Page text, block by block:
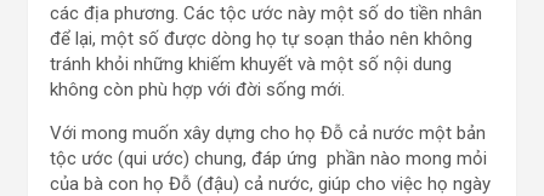
các địa phương. Các tộc ước này một số do tiền nhân
để lại, một số được dòng họ tự soạn thảo nên không
tránh khỏi những khiếm khuyết và một số nội dung
không còn phù hợp với đời sống mới.
Với mong muốn xây dựng cho họ Đỗ cả nước một bản
tộc ước (qui ước) chung, đáp ứng phần nào mong mỏi
của bà con họ Đỗ (đậu) cả nước, giúp cho việc họ ngày